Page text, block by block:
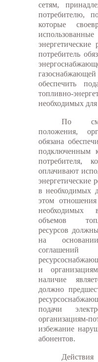
сетям,
потребителю,
которые
энергетические
потребитель
обеспечить
топливно-
необходимых
По
положения,
обязана
подключенным
потребителя,
оплачивают
энергетические
в необходимых
этом
необходимых
объемов
ресурсов
на
и
наличие
должно
подачи
избежание
абонентов.